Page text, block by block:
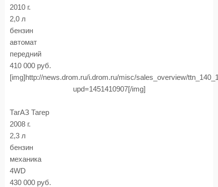
2010 г.
2,0 л
бензин
автомат
передний
410 000 руб.
[img]http://news.drom.ru/i.drom.ru/misc/sales_overview/
upd=1451410907[/img]
ТагАЗ Тагер
2008 г.
2,3 л
бензин
механика
4WD
430 000 руб.